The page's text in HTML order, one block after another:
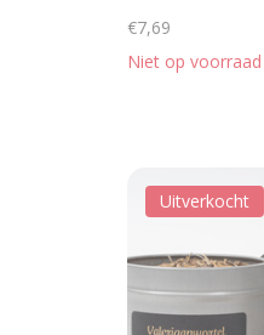
€7,69
Niet op voorraad
Uitverkocht